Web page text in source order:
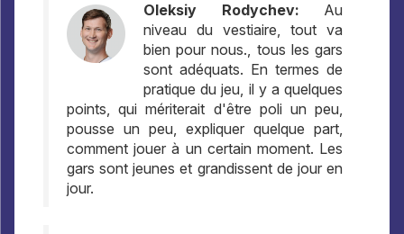
Oleksiy Rodychev: Au
niveau du vestiaire, tout va
bien pour nous., tous les gars
sont adéquats. En termes de
pratique du jeu, il y a quelques
points, qui mériterait d'être poli un peu,
pousse un peu, expliquer quelque part,
comment jouer à un certain moment. Les
gars sont jeunes et grandissent de jour en
jour.